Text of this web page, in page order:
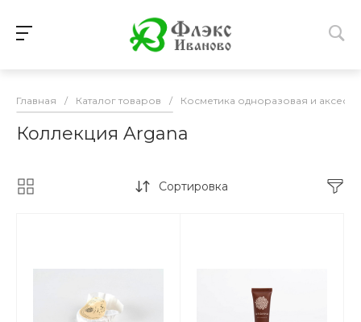
Главная / Каталог товаров / Косметика одноразовая и
Коллекция Argana
Сортировка